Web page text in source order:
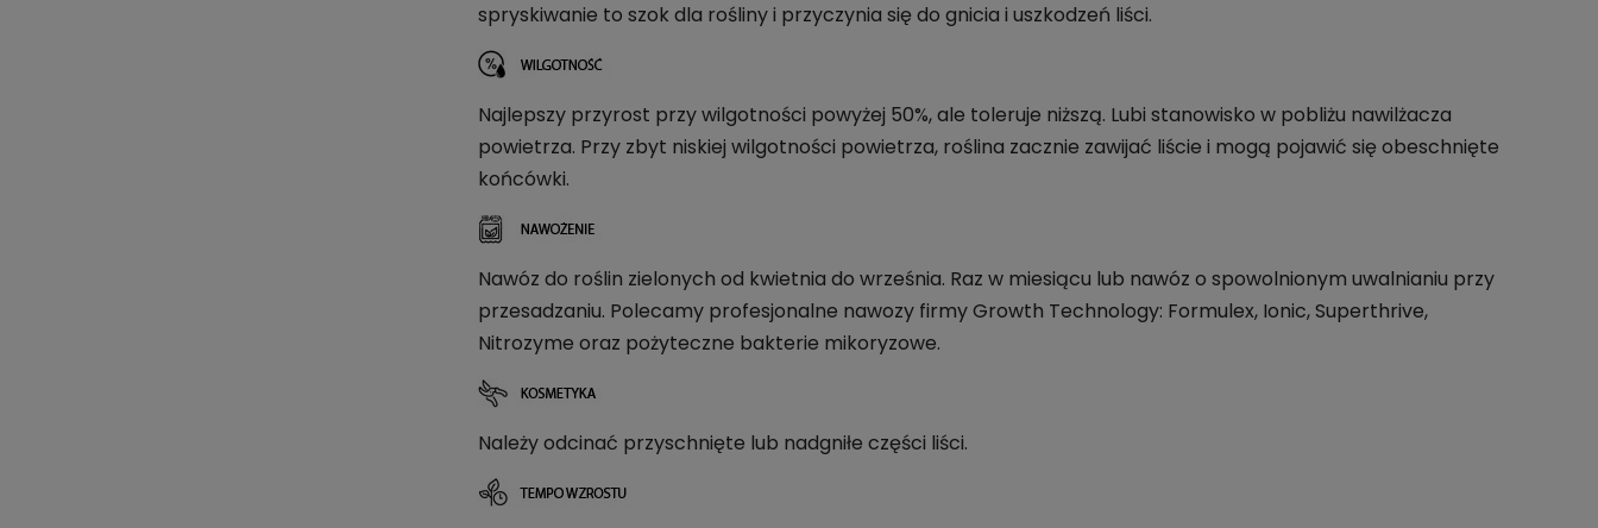
spryskiwanie to szok dla rośliny i przyczynia się do gnicia i uszkodzeń liści.
Najlepszy przyrost przy wilgotności powyżej 50%, ale toleruje niższą. Lubi stanowisko w pobliżu nawilżacza
powietrza. Przy zbyt niskiej wilgotności powietrza, roślina zacznie zawijać liście i mogą pojawić się obeschnięte
końcówki.
Nawóz do roślin zielonych od kwietnia do września. Raz w miesiącu lub nawóz o spowolnionym uwalnianiu przy
przesadzaniu. Polecamy profesjonalne nawozy firmy Growth Technology: Formulex, Ionic, Superthrive,
Nitrozyme oraz pożyteczne bakterie mikoryzowe.
Należy odcinać przyschnięte lub nadgniłe części liści.